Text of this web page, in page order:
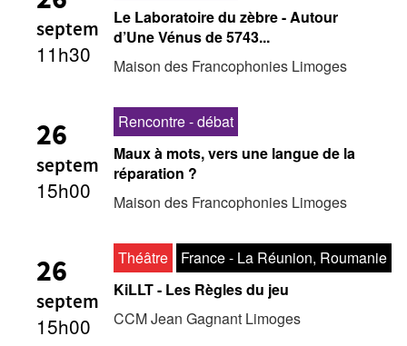
septem
11h30
Le Laboratoire du zèbre - Autour
d’Une Vénus de 5743...
Maison des Francophonies Limoges
26
septem
15h00
Rencontre - débat
Maux à mots, vers une langue de la
réparation ?
Maison des Francophonies Limoges
26
septem
15h00
Théâtre
France - La Réunion, Roumanie
KiLLT - Les Règles du jeu
CCM Jean Gagnant Limoges